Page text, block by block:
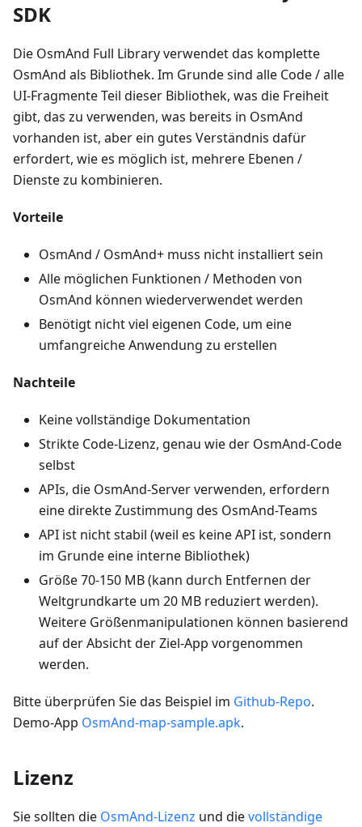
SDK
Die OsmAnd Full Library verwendet das komplette
OsmAnd als Bibliothek. Im Grunde sind alle Code / alle
UI-Fragmente Teil dieser Bibliothek, was die Freiheit
gibt, das zu verwenden, was bereits in OsmAnd
vorhanden ist, aber ein gutes Verständnis dafür
erfordert, wie es möglich ist, mehrere Ebenen /
Dienste zu kombinieren.
Vorteile
OsmAnd / OsmAnd+ muss nicht installiert sein
Alle möglichen Funktionen / Methoden von
OsmAnd können wiederverwendet werden
Benötigt nicht viel eigenen Code, um eine
umfangreiche Anwendung zu erstellen
Nachteile
Keine vollständige Dokumentation
Strikte Code-Lizenz, genau wie der OsmAnd-Code
selbst
APIs, die OsmAnd-Server verwenden, erfordern
eine direkte Zustimmung des OsmAnd-Teams
API ist nicht stabil (weil es keine API ist, sondern
im Grunde eine interne Bibliothek)
Größe 70-150 MB (kann durch Entfernen der
Weltgrundkarte um 20 MB reduziert werden).
Weitere Größenmanipulationen können basierend
auf der Absicht der Ziel-App vorgenommen
werden.
Bitte überprüfen Sie das Beispiel im Github-Repo.
Demo-App OsmAnd-map-sample.apk.
Lizenz
Sie sollten die OsmAnd-Lizenz und dievollständige